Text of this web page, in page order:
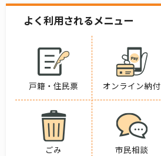
よく利用されるメニュー
戸籍・住民票 オンライン納付
ごみ 市民相談